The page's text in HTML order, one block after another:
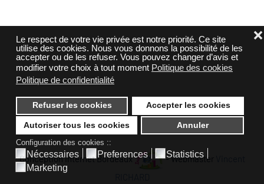
Le respect de votre vie privée est notre priorité. Ce site
utilise des cookies. Nous vous donnons la possibilité de les
accepter ou de les refuser. Vous pouvez changer d’avis et
modifier votre choix à tout moment Politique des cookies
Politique de confidentialité
Refuser les cookies Accepter les cookies
Autoriser tous les cookies Annuler
❌
Configuration des cookies ::
Nécessaires Preferences
Statistics
Marketing
Conception Internet Bordeaux - Webmaster